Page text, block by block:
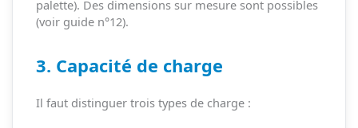
palette). Des dimensions sur mesure sont possibles
(voir guide n°12).
3. Capacité de charge
Il faut distinguer trois types de charge :